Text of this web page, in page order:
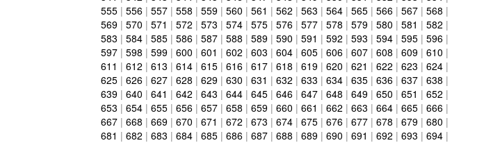
555| 556| 557| 558 | 559| 560 | 561 | 562 | 563 | 564| 565| 566| 567| 568 |
569| 570 | 571 | 572 | 573 | 574| 575| 576| 577| 578 | 579| 580 | 581 | 582 |
583 | 584| 585| 586| 587| 588 | 589| 590 | 591 | 592 | 593 | 594| 595| 596|
597| 598 | 599| 600 | 601 | 602 | 603 | 604| 605| 606| 607| 608 | 609| 610 |
611 | 612 | 613 | 614| 615| 616| 617| 618 | 619| 620 | 621 | 622 | 623 | 624|
625| 626| 627| 628 | 629| 630 | 631 | 632 | 633 | 634| 635| 636| 637| 638 |
639| 640 | 641 | 642 | 643 | 644| 645| 646| 647| 648 | 649| 650 | 651 | 652 |
653 | 654| 655| 656| 657| 658 | 659| 660 | 661 | 662 | 663 | 664| 665| 666|
667| 668 | 669| 670 | 671 | 672 | 673 | 674| 675| 676| 677| 678 | 679| 680 |
681 | 682 | 683 | 684| 685| 686| 687| 688 | 689| 690 | 691 | 692 | 693 | 694|